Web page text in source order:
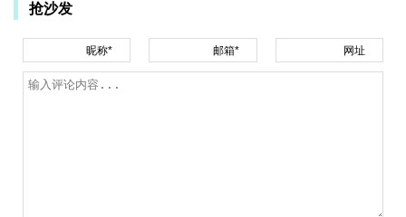
抢沙发
昵称* 邮箱* 网址